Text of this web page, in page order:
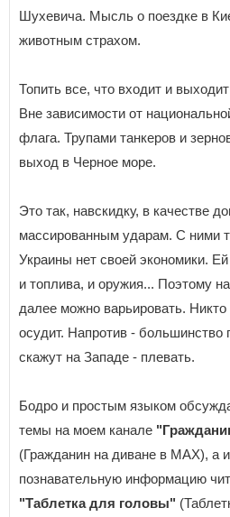
Шухевича. Мысль о поездке в
животным страхом.
Топить все, что входит и
Вне зависимости от
флага. Трупами танкеров и
выход в Черное море.
Это так, навскидку, в качестве
массированным ударам. С ними
Украины нет своей экономики.
и топлива, и оружия... Поэтому
далее можно варьировать.
осудит. Напротив - большинство
скажут на Западе - плевать.
Бодро и простым языком
темы на моем канале
(Гражданин на диване в МАХ), а
познавательную информацию
"Таблетка для головы"